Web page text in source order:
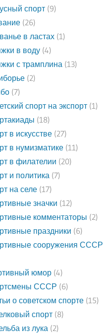
спорт (9)
(26)
в ластах (1)
в воду (4)
с трамплина (13)
(2)
(7)
спорт на экспорт (1)
(18)
в искусстве (27)
в нумизматике (11)
в филателии (20)
и политика (7)
на селе (17)
значки (12)
комментаторы (2)
праздники (6)
сооружения СССР
юмор (4)
СССР (6)
о советском спорте (15)
спорт (8)
из лука (2)